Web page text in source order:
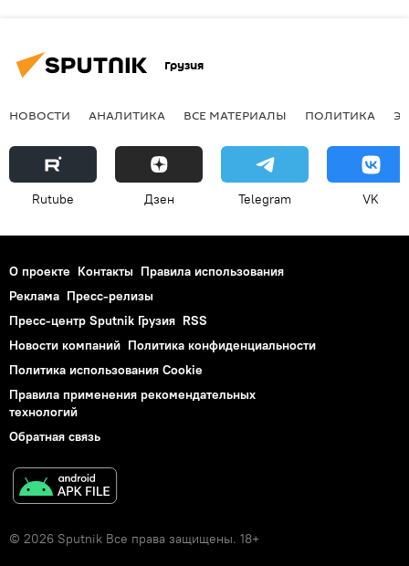
Грузия
НОВОСТИ АНАЛИТИКА ВСЕ МАТЕРИАЛЫ ПОЛИТИКА
Rutube Дзен Telegram VK
О проекте Контакты Правила использования
Реклама Пресс-релизы
Пресс-центр Sputnik Грузия RSS
Новости компаний Политика конфиденциальности
Политика использования Cookie
Правила применения рекомендательных
технологий
Обратная связь
© 2026 Sputnik Все права защищены. 18+